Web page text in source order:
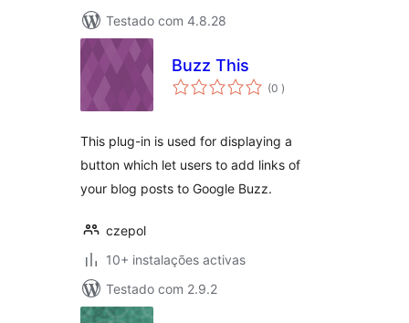
Testado com 4.8.28
Buzz This
(0 classificações
)
This plug-in is used for displaying a
button which let users to add links of
your blog posts to Google Buzz.
czepol
10+ instalações activas
Testado com 2.9.2